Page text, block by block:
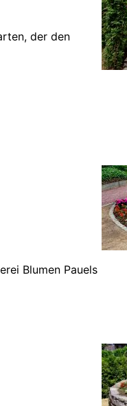
der den
Blumen Pauels